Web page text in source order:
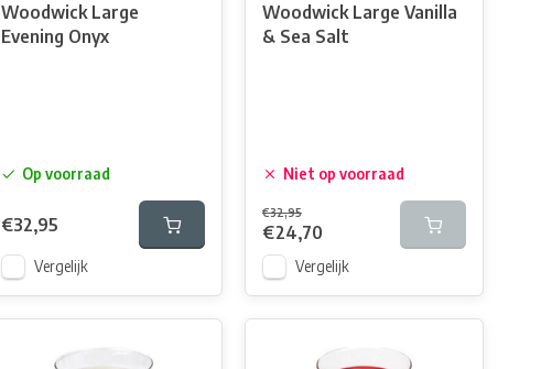
Woodwick Large
Evening Onyx
Op voorraad
€32,95
Vergelijk
Woodwick Large Vanilla
& Sea Salt
Niet op voorraad
€32,95
€24,70
Vergelijk